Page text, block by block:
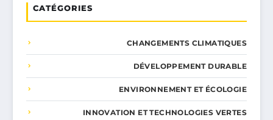
CATÉGORIES
CHANGEMENTS CLIMATIQUES
DÉVELOPPEMENT DURABLE
ENVIRONNEMENT ET ÉCOLOGIE
INNOVATION ET TECHNOLOGIES VERTES